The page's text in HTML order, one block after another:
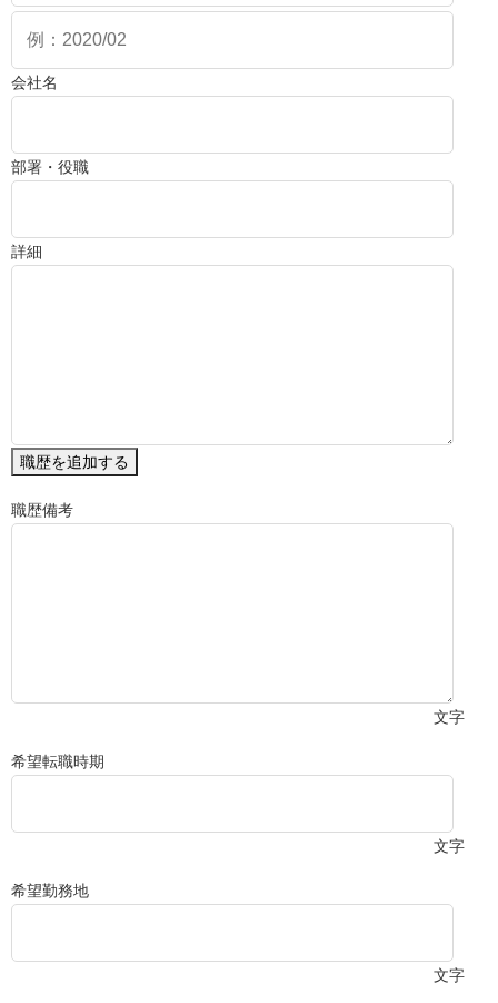
会社名
部署・役職
詳細
職歴を追加する
職歴備考
文字
希望転職時期
文字
希望勤務地
文字